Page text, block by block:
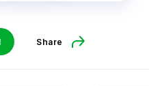
Share